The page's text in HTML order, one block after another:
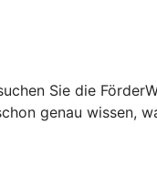
Sie die
genau wissen,